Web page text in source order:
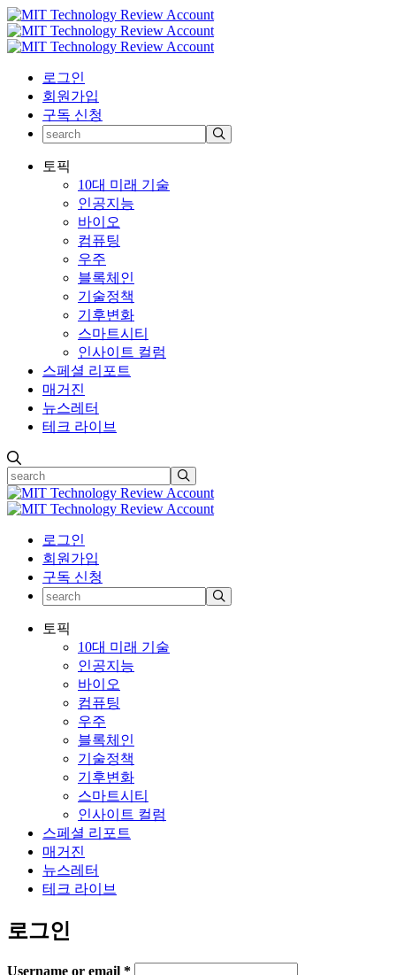
로그인
회원가입
구독 신청
토픽
10대 미래 기술
인공지능
바이오
컴퓨팅
우주
블록체인
기술정책
기후변화
스마트시티
인사이트 컬럼
스페셜 리포트
매거진
뉴스레터
테크 라이브
로그인
회원가입
구독 신청
토픽
10대 미래 기술
인공지능
바이오
컴퓨팅
우주
블록체인
기술정책
기후변화
스마트시티
인사이트 컬럼
스페셜 리포트
매거진
뉴스레터
테크 라이브
로그인
Username or email *